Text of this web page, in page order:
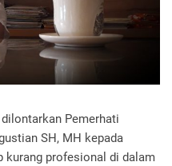
Pemerhati
SH, MH kepada
kurang profesional di dalam